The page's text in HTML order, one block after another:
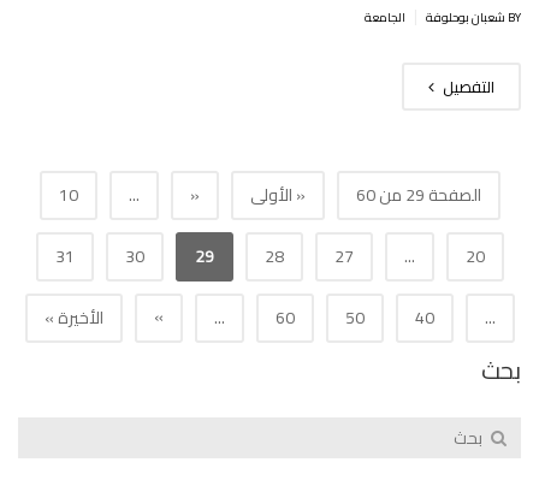
BY شعبان بوحلوفة الجامعة
التفصيل
الصفحة 29 من 60 « الأولى «
...
10
20
...
27
28
29
30
31
...
40
50
60
...
» الأخيرة »
بحث